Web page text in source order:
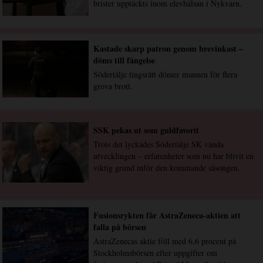
brister upptäckts inom elevhälsan i Nykvarn.
Kastade skarp patron genom brevinkast –
döms till fängelse
Södertälje tingsrätt dömer mannen för flera
grova brott.
SSK pekas ut som guldfavorit
Trots det lyckades Södertälje SK vända
utvecklingen – erfarenheter som nu har blivit en
viktig grund inför den kommande säsongen.
Fusionsrykten får AstraZeneca-aktien att
falla på börsen
AstraZenecas aktie föll med 6,6 procent på
Stockholmsbörsen efter uppgifter om